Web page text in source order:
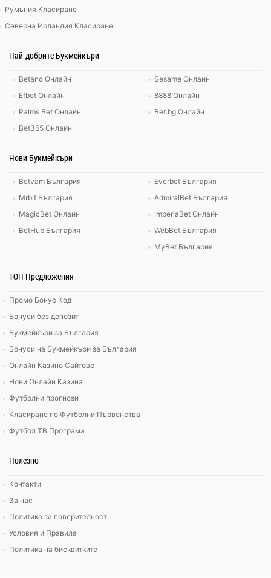
Румъния Класиране
Северна Ирландия Класиране
Най-добрите Букмейкъри
Betano Онлайн
Efbet Онлайн
Palms Bet Онлайн
Bet365 Онлайн
Sesame Онлайн
8888 Онлайн
Bet.bg Онлайн
Нови Букмейкъри
Betvam България
Mrbit България
MagicBet Онлайн
BetHub България
Everbet България
AdmiralBet България
ImperiaBet Онлайн
WebBet България
MyBet България
ТОП Предложения
Промо Бонус Код
Бонуси без депозит
Букмейкъри за България
Бонуси на Букмейкъри за България
Онлайн Казино Сайтове
Нови Онлайн Казина
Футболни прогнози
Класиране по Футболни Първенства
Футбол ТВ Програма
Полезно
Контакти
За нас
Политика за поверителност
Условия и Правила
Политика на бисквитките